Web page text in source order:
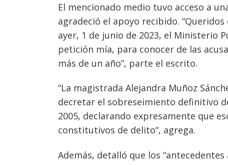
El mencionado medio tuvo acceso a
agradeció el apoyo recibido.
ayer, 1 de junio de 2023, el Ministerio
petición mía, para conocer de las
más de un año”, parte el escrito.
“La magistrada Alejandra Muñoz
decretar el sobreseimiento definitivo
2005, declarando expresamente que
constitutivos de delito“, agrega.
Además, detalló que los